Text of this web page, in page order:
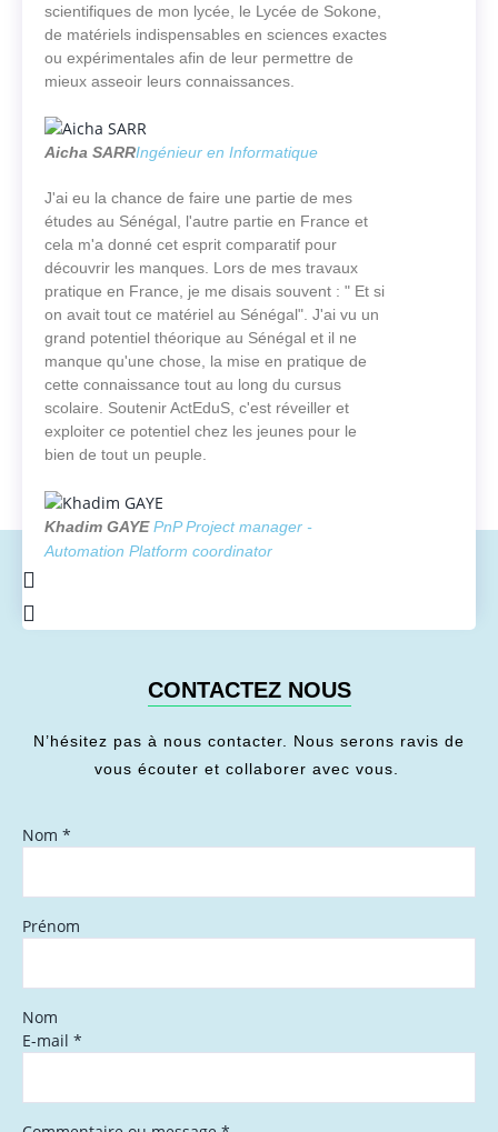
scientifiques de mon lycée, le Lycée de Sokone,
de matériels indispensables en sciences exactes
ou expérimentales afin de leur permettre de
mieux asseoir leurs connaissances.
Aicha SARRIngénieur en Informatique
J'ai eu la chance de faire une partie de mes
études au Sénégal, l'autre partie en France et
cela m'a donné cet esprit comparatif pour
découvrir les manques. Lors de mes travaux
pratique en France, je me disais souvent : " Et si
on avait tout ce matériel au Sénégal". J'ai vu un
grand potentiel théorique au Sénégal et il ne
manque qu'une chose, la mise en pratique de
cette connaissance tout au long du cursus
scolaire. Soutenir ActEduS, c'est réveiller et
exploiter ce potentiel chez les jeunes pour le
bien de tout un peuple.
Khadim GAYEPnP Project manager -
Automation Platform coordinator
CONTACTEZ NOUS
N’hésitez pas à nous contacter. Nous serons ravis de
vous écouter et collaborer avec vous.
Nom *
Prénom
Nom
E-mail *